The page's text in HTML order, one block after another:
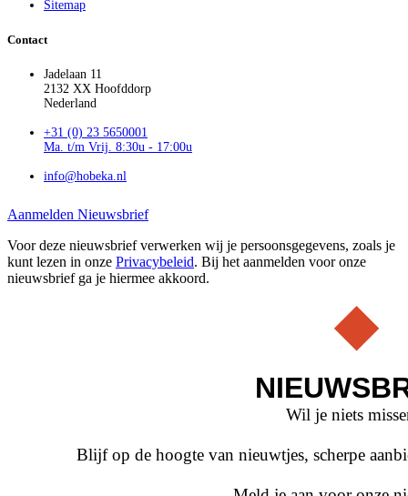
Sitemap
Contact
Jadelaan 11
2132 XX Hoofddorp
Nederland
+31 (0) 23 5650001
Ma. t/m Vrij. 8:30u - 17:00u
info@hobeka.nl
Aanmelden Nieuwsbrief
Voor deze nieuwsbrief verwerken wij je persoonsgegevens, zoals je
kunt lezen in onze Privacybeleid. Bij het aanmelden voor onze
nieuwsbrief ga je hiermee akkoord.
Wil je niets
Blijf op de hoogte van nieuwtjes, scherpe